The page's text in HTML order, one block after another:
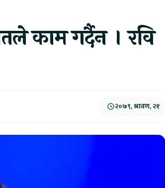
काम गर्दैन । रवि
२०७९, श्रावण, २१